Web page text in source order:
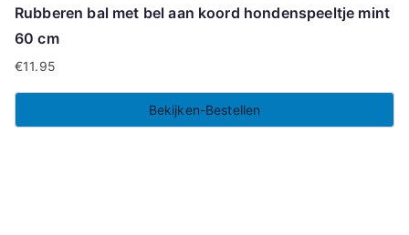
Rubberen bal met bel aan koord hondenspeeltje mint
60 cm
€11.95
Bekijken-Bestellen